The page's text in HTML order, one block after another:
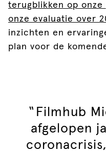
terugblikken op
onze evaluatie over
inzichten en
plan voor de
" Filmhub
afgelopen